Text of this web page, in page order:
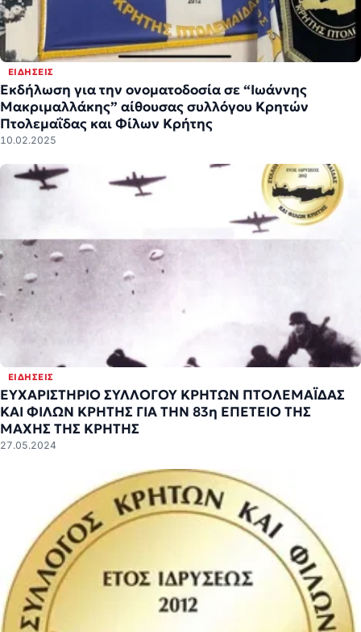
ΕΙΔΉΣΕΙΣ
Εκδήλωση για την ονοματοδοσία σε “Ιωάννης
Μακριμαλλάκης” αίθουσας συλλόγου Κρητών
Πτολεμαΐδας και Φίλων Κρήτης
10.02.2025
ΕΙΔΉΣΕΙΣ
ΕΥΧΑΡΙΣΤΗΡΙΟ ΣΥΛΛΟΓΟΥ ΚΡΗΤΩΝ ΠΤΟΛΕΜΑΪΔΑΣ
ΚΑΙ ΦΙΛΩΝ ΚΡΗΤΗΣ ΓΙΑ ΤΗΝ 83η ΕΠΕΤΕΙΟ ΤΗΣ
ΜΑΧΗΣ ΤΗΣ ΚΡΗΤΗΣ
27.05.2024